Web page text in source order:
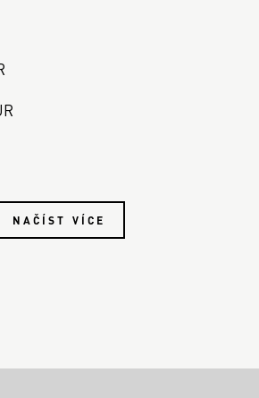
NAČÍST VÍCE